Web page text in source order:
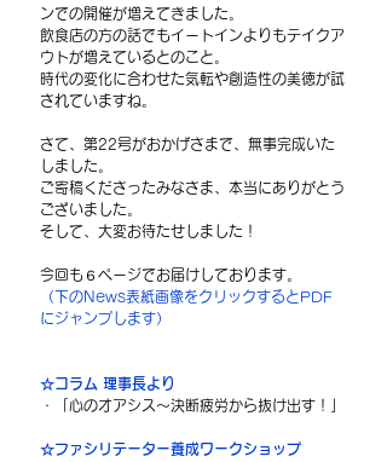
ンでの開催が増えてきました。
飲食店の方の話でもイートインよりもテイクア
ウトが増えているとのこと。
時代の変化に合わせた気転や創造性の美徳が試
されていますね。
さて、第22号がおかげさまで、無事完成いた
しました。
ご寄稿くださったみなさま、本当にありがとう
ございました。
そして、大変お待たせしました！
今回も６ページでお届けしております。
（下のNews表紙画像をクリックするとPDF
にジャンプします）
☆コラム 理事長より
・「心のオアシス〜決断疲労から抜け出す！」
☆ファシリテーター養成ワークショップ